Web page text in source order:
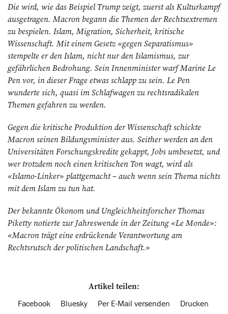
Die wird, wie das Beispiel Trump zeigt, zuerst als Kulturkampf
ausgetragen. Macron begann die Themen der Rechts­extremen
zu bespielen. Islam, Migration, Sicherheit, kritische
Wissenschaft. Mit einem Gesetz «gegen Separatismus»
stempelte er den Islam, nicht nur den Islamismus, zur
gefährlichen Bedrohung. Sein Innenminister warf Marine Le
Pen vor, in dieser Frage etwas schlapp zu sein. Le Pen
wunderte sich, quasi im Schlafwagen zu rechtsradikalen
Themen gefahren zu werden.
Gegen die kritische Produktion der Wissenschaft schickte
Macron seinen Bildungsminister aus. Seither werden an den
Universitäten Forschungskredite gekappt, Jobs umbesetzt, und
wer trotzdem noch einen kritischen Ton wagt, wird als
«Islamo-Linker» plattgemacht – auch wenn sein Thema nichts
mit dem Islam zu tun hat.
Der bekannte Ökonom und Ungleichheitsforscher Thomas
Piketty notierte zur Jahreswende in der Zeitung «Le Monde»:
«Macron trägt eine erdrückende Verantwortung am
Rechtsrutsch der politischen Landschaft.»
Artikel teilen:
Facebook Bluesky Per E-Mail versenden Drucken